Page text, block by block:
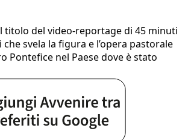
titolo del video-reportage di 45 minuti
svela la figura e l’opera pastorale
Pontefice nel Paese dove è stato